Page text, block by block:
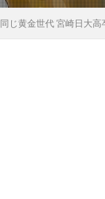
じ黄金世代 宮崎日大高